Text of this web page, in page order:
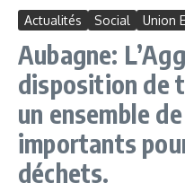
Actualités Social Union
Aubagne:
disposition de
un ensemble
importants
déchets.